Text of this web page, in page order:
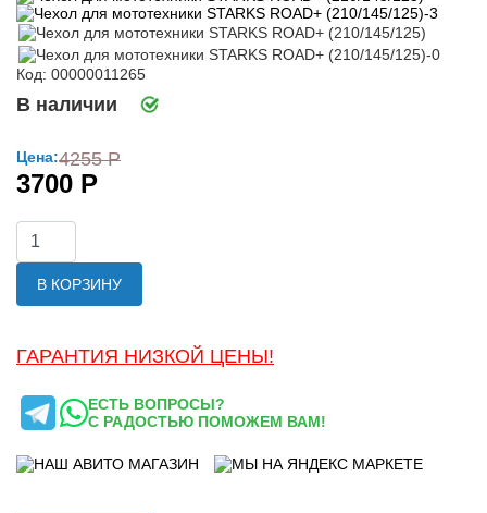
Код: 00000011265
В наличии
Цена:4255 Р
3700 Р
В КОРЗИНУ
ГАРАНТИЯ НИЗКОЙ ЦЕНЫ!
ЕСТЬ ВОПРОСЫ?
С РАДОСТЬЮ ПОМОЖЕМ ВАМ!